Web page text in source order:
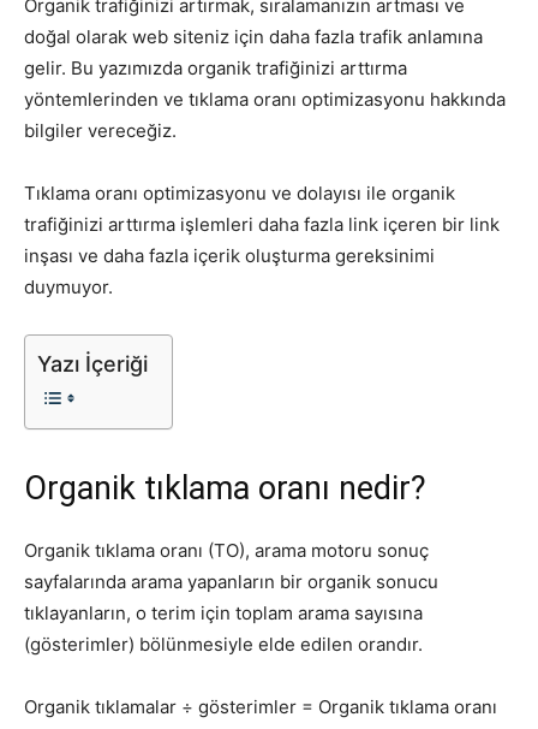
SEO,
UI/UX
Organik trafiğinizi artırmak, sıralamanızın artması ve
doğal olarak web siteniz için daha fazla trafik anlamına
gelir. Bu yazımızda organik trafiğinizi arttırma
yöntemlerinden ve tıklama oranı optimizasyonu hakkında
bilgiler vereceğiz.
Tıklama oranı optimizasyonu ve dolayısı ile organik
trafiğinizi arttırma işlemleri daha fazla link içeren bir link
inşası ve daha fazla içerik oluşturma gereksinimi
duymuyor.
Yazı İçeriği
Organik tıklama oranı nedir?
Organik tıklama oranı (TO), arama motoru sonuç
sayfalarında arama yapanların bir organik sonucu
tıklayanların, o terim için toplam arama sayısına
(gösterimler) bölünmesiyle elde edilen orandır.
Organik tıklamalar ÷ gösterimler = Organik tıklama oranı